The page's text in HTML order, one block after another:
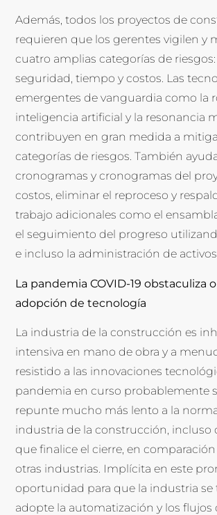
Además, todos los proyectos de
requieren que los gerentes vigilen y
cuatro amplias categorías de
seguridad, tiempo y costos. Las
emergentes de vanguardia como la
inteligencia artificial y la resonancia
contribuyen en gran medida a
categorías de riesgos. También
cronogramas y cronogramas del
costos, eliminar el reproceso y
trabajo adicionales como el
el seguimiento del progreso
e incluso la administración de
La pandemia COVID-19 obstaculiza
adopción de tecnología
La industria de la construcción es
intensiva en mano de obra y a
resistido a las innovaciones
pandemia en curso probablemente
repunte mucho más lento a la
industria de la construcción, incluso
que finalice el cierre, en
otras industrias. Implícita en este
oportunidad para que la industria se
adopte la automatización y los flujos